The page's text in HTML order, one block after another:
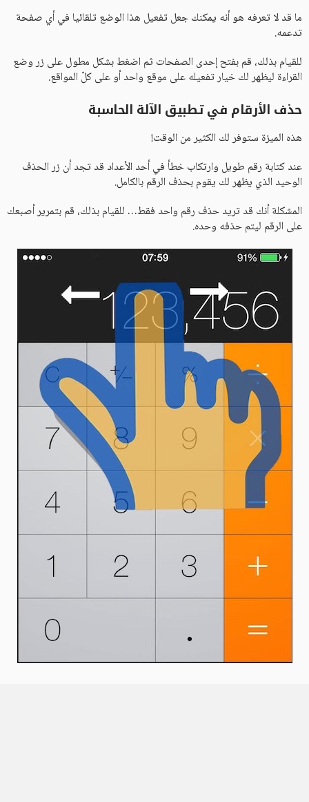
ما قد لا تعرفه هو أنه يمكنك جعل تفعيل هذا الوضع تلقائيا في أي صفحة
تدعمه.
للقيام بذلك، قم بفتح إحدى الصفحات ثم اضغط بشكل مطول على زر وضع
القراءة ليظهر لك خيار تفعيله على موقع واحد أو على كلّ المواقع.
حذف الأرقام في تطبيق الآلة الحاسبة
هذه الميزة ستوفر لك الكثير من الوقت!
عند كتابة رقم طويل وارتكاب خطأ في أحد الأعداد قد تجد أن زر الحذف
الوحيد الذي يظهر لك يقوم بحذف الرقم بالكامل.
المشكلة أنك قد تريد حذف رقم واحد فقط… للقيام بذلك، قم بتمرير أصبعك
على الرقم ليتم حذفه وحده.